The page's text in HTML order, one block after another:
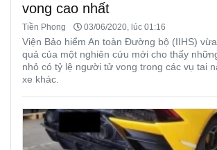
vong cao nhất
Tiền Phong 03/06/2020, lúc 01:16
Viện Bảo hiểm An toàn Đường bộ (IIHS)
quả của một nghiên cứu mới cho thấy
nhỏ có tỷ lệ người tử vong trong các vụ tai
xe khác.